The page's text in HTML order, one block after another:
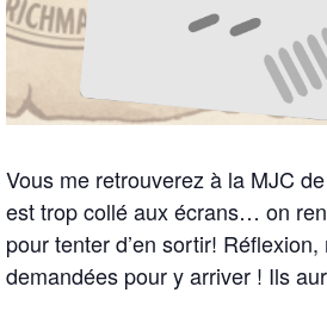
Vous me retrouverez à la MJC
est trop collé aux écrans… on
pour tenter d’en sortir!
demandées pour y arriver ! Ils